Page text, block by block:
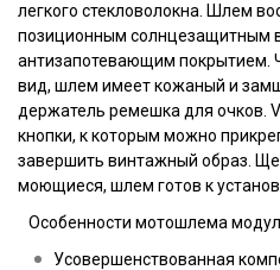
легкого стекловолокна. Шлем
позиционным солнцезащитным
антизапотевающим покрытием.
вид, шлем имеет кожаный и
держатель ремешка для очков.
кнопки, к которым можно
завершить винтажный образ.
моющиеся, шлем готов к
Особенности мотошлема
Усовершенствованная